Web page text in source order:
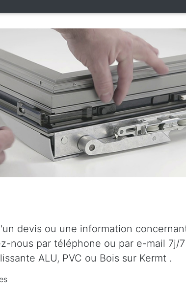
devis ou une information
nous par téléphone ou par e-mail 7j/
ALU, PVC ou Bois sur Kermt .